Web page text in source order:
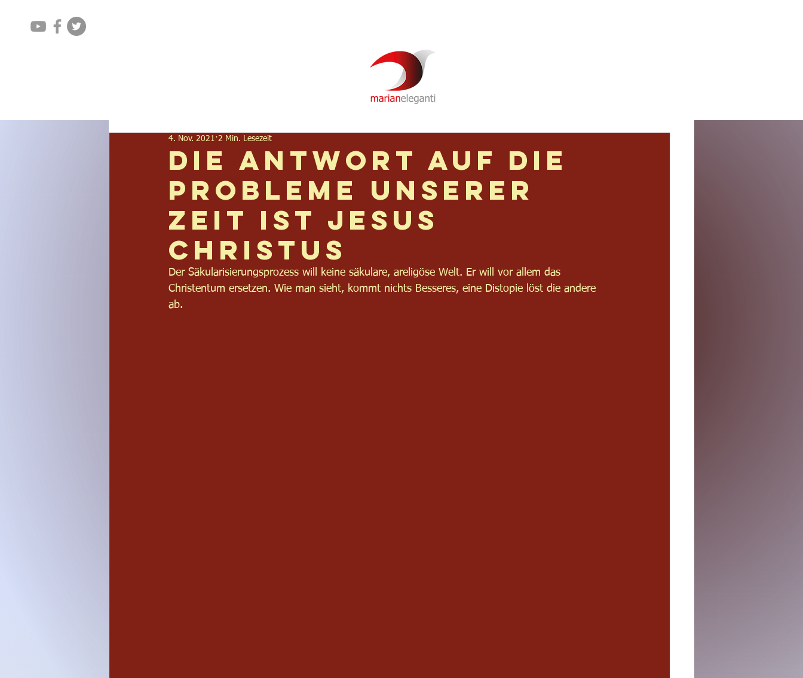
Die Antwort auf die
Probleme unserer
Zeit ist Jesus
Christus
4. Nov. 2021 2 Min. Lesezeit
Der Säkularisierungsprozess will keine säkulare, areligöse Welt. Er will vor allem das
Christentum ersetzen. Wie man sieht, kommt nichts Besseres, eine Distopie löst die andere
ab.